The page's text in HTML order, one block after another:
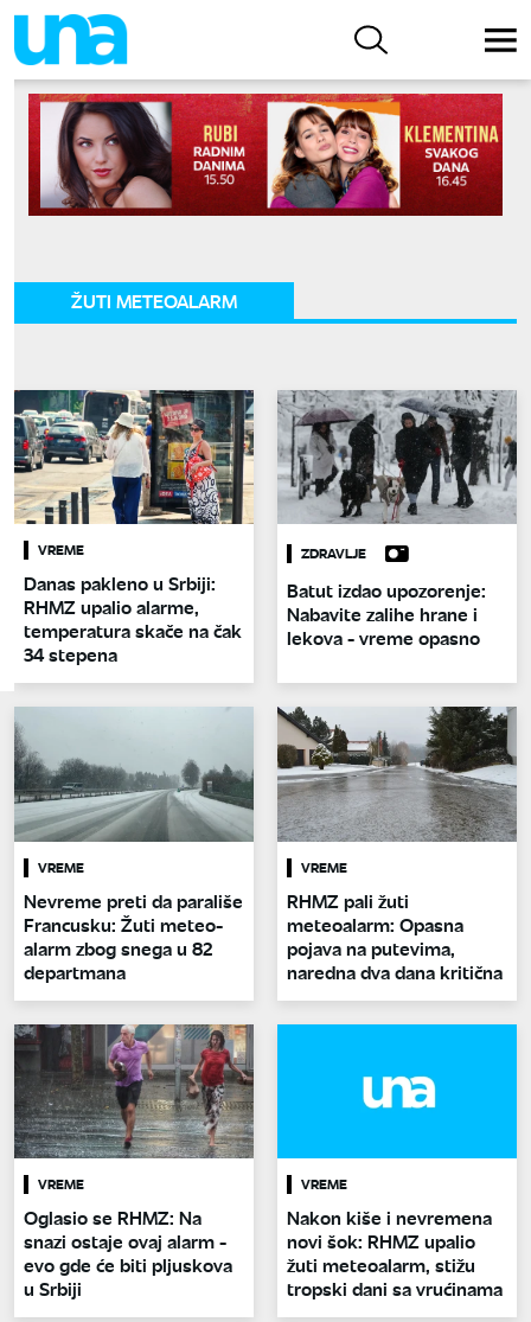
ŽUTI METEOALARM
VREME
Danas pakleno u Srbiji:
RHMZ upalio alarme,
temperatura skače na čak
34 stepena
ZDRAVLJE
Batut izdao upozorenje:
Nabavite zalihe hrane i
lekova - vreme opasno
VREME
Nevreme preti da parališe
Francusku: Žuti meteo-
alarm zbog snega u 82
departmana
VREME
RHMZ pali žuti
meteoalarm: Opasna
pojava na putevima,
naredna dva dana kritična
VREME
Oglasio se RHMZ: Na
snazi ostaje ovaj alarm -
evo gde će biti pljuskova
u Srbiji
VREME
Nakon kiše i nevremena
novi šok: RHMZ upalio
žuti meteoalarm, stižu
tropski dani sa vrućinama